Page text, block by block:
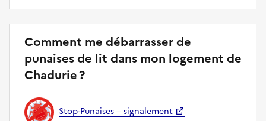
Comment me débarrasser de
punaises de lit dans mon logement de
Chadurie ?
Stop-Punaises – signalement